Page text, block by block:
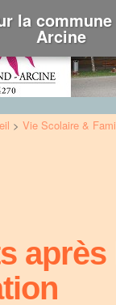
> Vie Scolaire &
après
la
Arcine